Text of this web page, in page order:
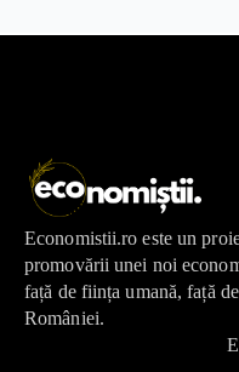
Economistii.ro este un
promovării unei noi
față de ființa umană, față
României.